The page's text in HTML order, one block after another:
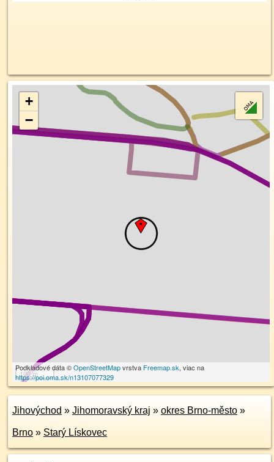
+
−
100 m
Podkladové dáta ©OpenStreetMapvrstva Freemap.sk, viac na
https://poi.oma.sk/n13107077329
Jihovýchod » Jihomoravský kraj » okres Brno-město »
Brno » Starý Lískovec